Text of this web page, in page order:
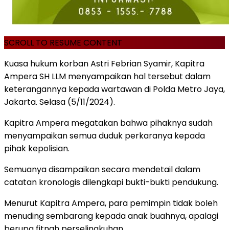
SCROLL TO RESUME CONTENT
Kuasa hukum korban Astri Febrian Syamir, Kapitra
Ampera SH LLM menyampaikan hal tersebut dalam
keterangannya kepada wartawan di Polda Metro Jaya,
Jakarta. Selasa (5/11/2024).
Kapitra Ampera megatakan bahwa pihaknya sudah
menyampaikan semua duduk perkaranya kepada
pihak kepolisian.
Semuanya disampaikan secara mendetail dalam
catatan kronologis dilengkapi bukti-bukti pendukung.
Menurut Kapitra Ampera, para pemimpin tidak boleh
menuding sembarang kepada anak buahnya, apalagi